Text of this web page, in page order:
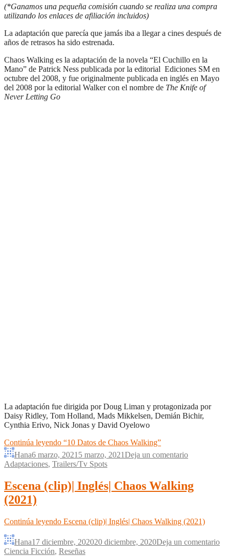
(*Ganamos una pequeña comisión cuando se realiza una compra
utilizando los enlaces de afiliación incluidos)
La adaptación que parecía que jamás iba a llegar a cines después de
años de retrasos ha sido estrenada.
Chaos Walking es la adaptación de la novela “El Cuchillo en la
Mano” de Patrick Ness publicada por la editorial Ediciones SM en
octubre del 2008, y fue originalmente publicada en inglés en Mayo
del 2008 por la editorial Walker con el nombre de The Knife of
Never Letting Go
La adaptación fue dirigida por Doug Liman y protagonizada por
Daisy Ridley, Tom Holland, Mads Mikkelsen, Demián Bichir,
Cynthia Erivo, Nick Jonas y David Oyelowo
Continúa leyendo “10 Datos de Chaos Walking”
Hana6 marzo, 2021 5 marzo, 2021Deja un comentario
Adaptaciones, Trailers/Tv Spots
Escena (clip)| Inglés| Chaos Walking
(2021)
Continúa leyendo Escena (clip)| Inglés| Chaos Walking (2021)
Hana17 diciembre, 202020 diciembre, 2020Deja un comentario
Ciencia Ficción, Reseñas